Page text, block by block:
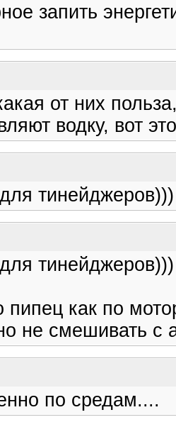
запить
от них
водку, вот
пипец как по
не смешивать с
по средам....